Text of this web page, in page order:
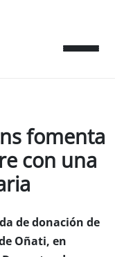
fomenta
con una
de donación de
Oñati, en